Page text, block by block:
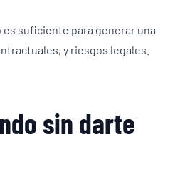
es suficiente para generar una
y riesgos legales.
sin darte